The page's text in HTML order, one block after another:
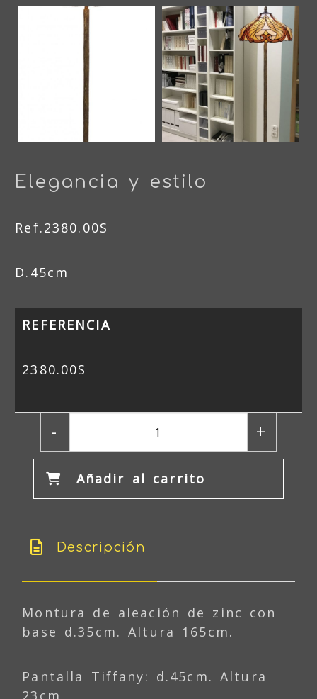
Elegancia y estilo
Ref.2380.00S
D.45cm
REFERENCIA
2380.00S
- +
Añadir al carrito
Descripción
Montura de aleación de zinc con
base d.35cm. Altura 165cm.
Pantalla Tiffany: d.45cm. Altura
23cm.